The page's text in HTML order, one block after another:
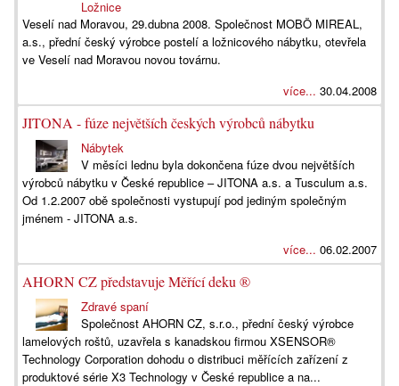
Ložnice
Veselí nad Moravou, 29.dubna 2008. Společnost MOBÖ MIREAL,
a.s., přední český výrobce postelí a ložnicového nábytku, otevřela
ve Veselí nad Moravou novou továrnu.
více... 30.04.2008
JITONA - fúze největších českých výrobců nábytku
Nábytek
V měsíci lednu byla dokončena fúze dvou největších
výrobců nábytku v České republice – JITONA a.s. a Tusculum a.s.
Od 1.2.2007 obě společnosti vystupují pod jediným společným
jménem - JITONA a.s.
více... 06.02.2007
AHORN CZ představuje Měřící deku ®
Zdravé spaní
Společnost AHORN CZ, s.r.o., přední český výrobce
lamelových roštů, uzavřela s kanadskou firmou XSENSOR®
Technology Corporation dohodu o distribuci měřících zařízení z
produktové série X3 Technology v České republice a na...